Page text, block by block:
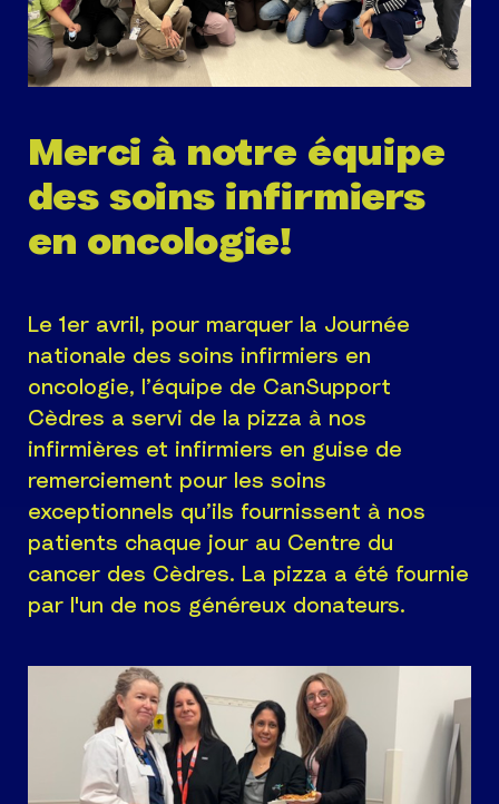
Merci à notre équipe
des soins infirmiers
en oncologie!
Le 1er avril, pour marquer la Journée
nationale des soins infirmiers en
oncologie, l’équipe de CanSupport
Cèdres a servi de la pizza à nos
infirmières et infirmiers en guise de
remerciement pour les soins
exceptionnels qu’ils fournissent à nos
patients chaque jour au Centre du
cancer des Cèdres. La pizza a été fournie
par l'un de nos généreux donateurs.